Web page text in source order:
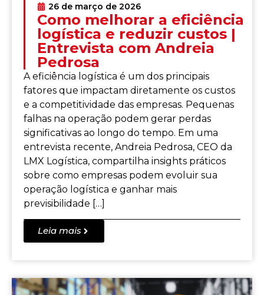
26 de março de 2026
Como melhorar a eficiência
logística e reduzir custos |
Entrevista com Andreia
Pedrosa
A eficiência logística é um dos principais
fatores que impactam diretamente os custos
e a competitividade das empresas. Pequenas
falhas na operação podem gerar perdas
significativas ao longo do tempo. Em uma
entrevista recente, Andreia Pedrosa, CEO da
LMX Logística, compartilha insights práticos
sobre como empresas podem evoluir sua
operação logística e ganhar mais
previsibilidade […]
Leia mais